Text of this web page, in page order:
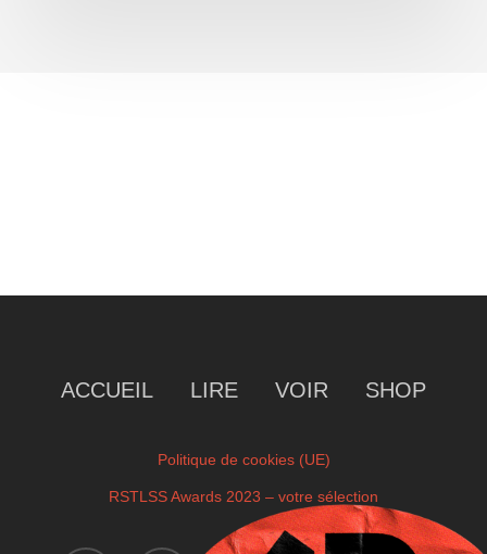
ACCUEIL LIRE VOIR SHOP
Politique de cookies (UE)
RSTLSS Awards 2023 – votre sélection